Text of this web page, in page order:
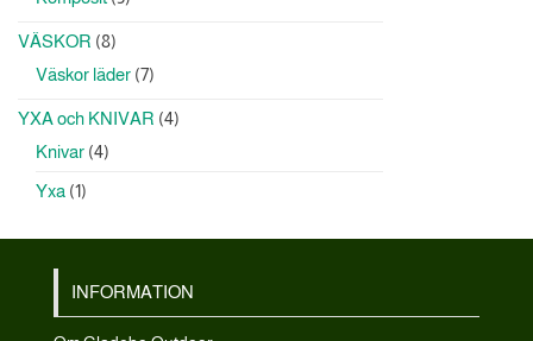
VÄSKOR 88
produkter
Väskor läder 77
YXA och KNIVAR 44
Knivar 44
Yxa 11
INFORMATION